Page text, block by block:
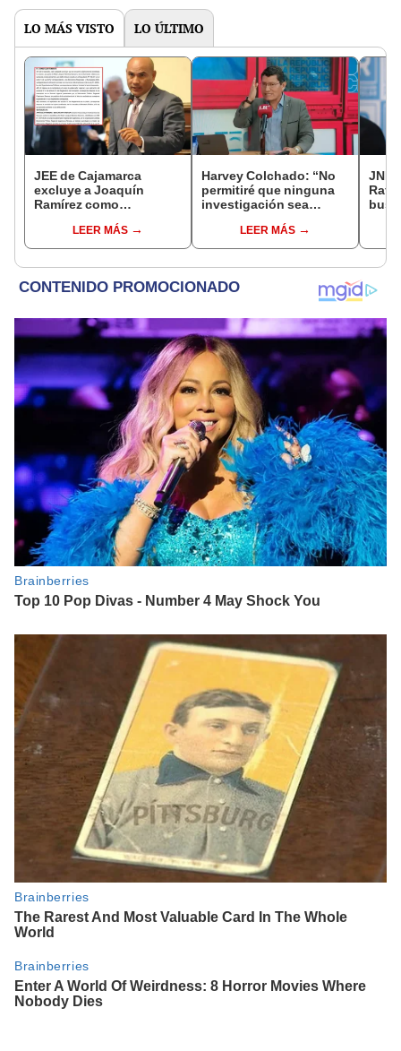
LO MÁS VISTO LO ÚLTIMO
JEE de Cajamarca
excluye a Joaquín
Ramírez como
regional por ocultar
sentencia
LEER MÁS
Harvey Colchado: “No
permitiré que ninguna
investigación sea
política”LEER MÁS
JNE